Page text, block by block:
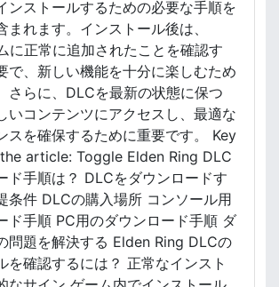
ンストールするための必要な手順を
まれます。インストール後は、
に正常に追加されたことを確認す
で、新しい機能を十分に楽しむため
さらに、DLCを最新の状態に保つ
いコンテンツにアクセスし、最適な
スを確保するために重要です。 Key
article: Toggle Elden Ring DLC
ド手順は？ DLCをダウンロードす
条件 DLCの購入場所 コンソール用
ド手順 PC用のダウンロード手順 ダ
問題を解決する Elden Ring DLCの
を確認するには？ 正常なインスト